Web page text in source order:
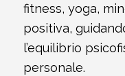
fitness, yoga,
positiva,
l’equilibrio
personale.